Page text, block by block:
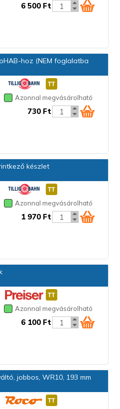
6 500 Ft
hoz (NEM foglalatba
Azonnal megvásárolható
730 Ft
készlet
Azonnal megvásárolható
1 970 Ft
Azonnal megvásárolható
6 100 Ft
jobbos, WR10, 193 mm